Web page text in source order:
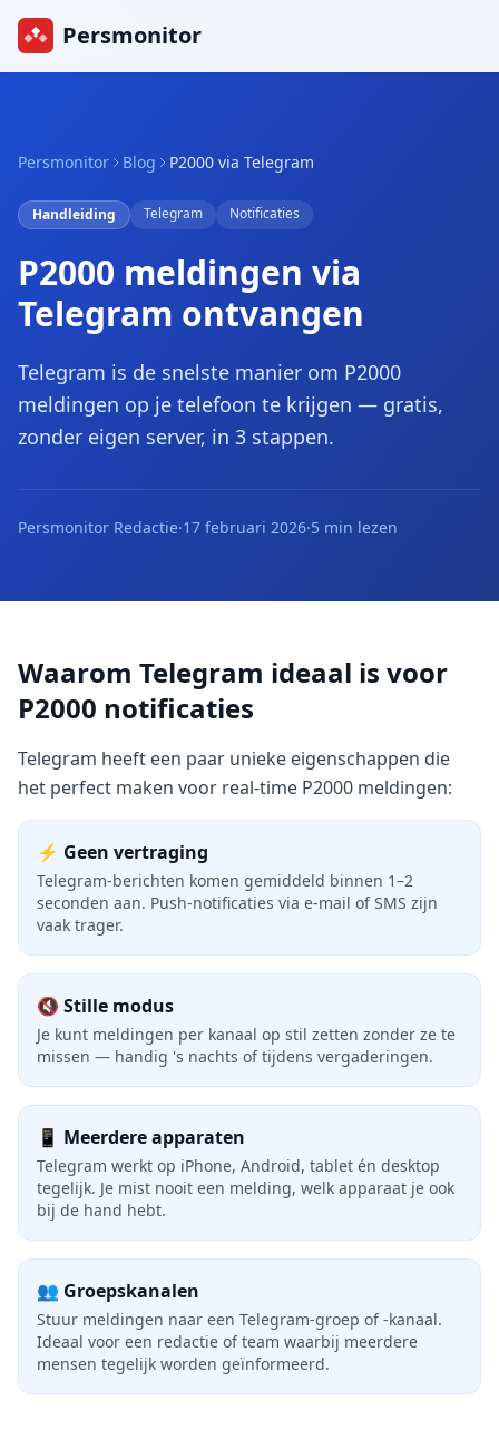
Persmonitor
Persmonitor Blog P2000 via Telegram
Handleiding Telegram Notificaties
P2000 meldingen via
Telegram ontvangen
Telegram is de snelste manier om P2000
meldingen op je telefoon te krijgen — gratis,
zonder eigen server, in 3 stappen.
Persmonitor Redactie·17 februari 2026·5 min lezen
Waarom Telegram ideaal is voor
P2000 notificaties
Telegram heeft een paar unieke eigenschappen die
het perfect maken voor real-time P2000 meldingen:
⚡ Geen vertraging
Telegram-berichten komen gemiddeld binnen 1–2
seconden aan. Push-notificaties via e-mail of SMS zijn
vaak trager.
🔇 Stille modus
Je kunt meldingen per kanaal op stil zetten zonder ze te
missen — handig 's nachts of tijdens vergaderingen.
📱 Meerdere apparaten
Telegram werkt op iPhone, Android, tablet én desktop
tegelijk. Je mist nooit een melding, welk apparaat je ook
bij de hand hebt.
👥 Groepskanalen
Stuur meldingen naar een Telegram-groep of -kanaal.
Ideaal voor een redactie of team waarbij meerdere
mensen tegelijk worden geïnformeerd.